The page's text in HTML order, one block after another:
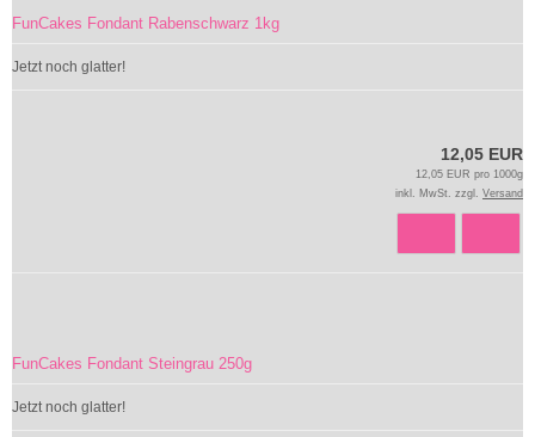
FunCakes Fondant Rabenschwarz 1kg
Jetzt noch glatter!
12,05 EUR
12,05 EUR pro 1000g
inkl. MwSt. zzgl. Versand
FunCakes Fondant Steingrau 250g
Jetzt noch glatter!